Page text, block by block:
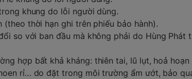
khung do lỗi người dùng.
(theo thời hạn ghi trên phiếu bảo hành).
so với ban đầu mà không phải do Hùng Phát
hợp bất khả kháng: thiên tai, lũ lụt, hoả hoạn
rỉ… do đặt trong môi trường ẩm ướt, bảo